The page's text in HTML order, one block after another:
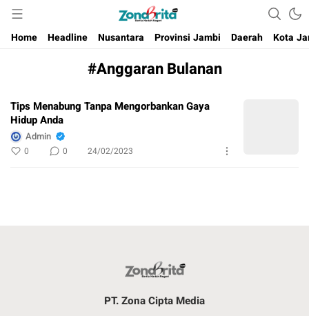
Berita Harian Negeri
Home
Headline Nusantara Provinsi Jambi Daerah Kota
#Anggaran Bulanan
Tips Menabung Tanpa Mengorbankan Gaya
Hidup Anda
Admin
0 0 24/02/2023
PT. Zona Cipta Media